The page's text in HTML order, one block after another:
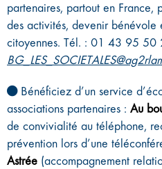
partenaires, partout en France,
des activités, devenir bénévole
citoyennes. Tél. : 01 43 95 50
Bénéficiez d’un service
associations partenaires : Au
de convivialité au téléphone,
prévention lors d’une
Astrée (accompagnement